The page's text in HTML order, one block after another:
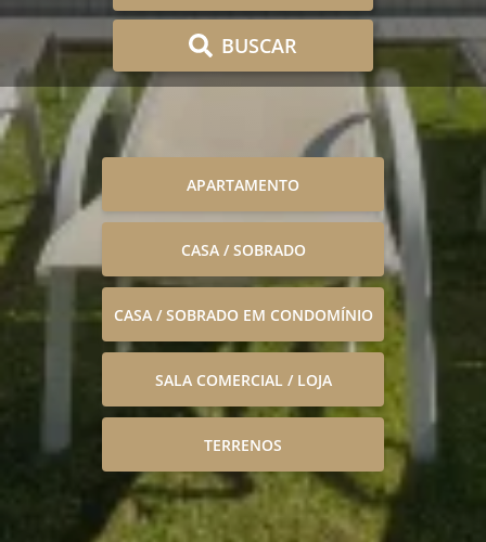
BUSCAR
APARTAMENTO
CASA / SOBRADO
CASA / SOBRADO EM CONDOMÍNIO
SALA COMERCIAL / LOJA
TERRENOS